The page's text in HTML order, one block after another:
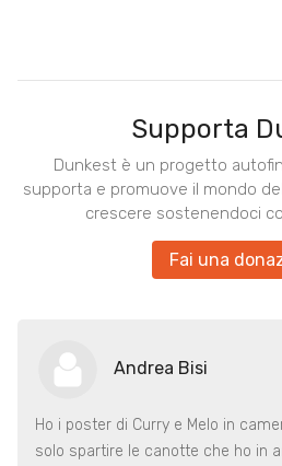
Supporta
Dunkest è un progetto
supporta e promuove il mondo
crescere sostenendoci
Fai una
Andrea Bisi
Ho i poster di Curry e Melo in
solo spartire le canotte che ho in